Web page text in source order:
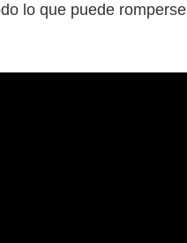
lo que puede romperse